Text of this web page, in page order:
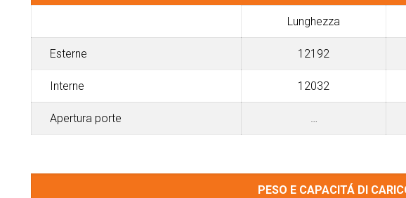
Lunghezza
Esterne 12192
Interne 12032
Apertura porte …
PESO E CAPACITÁ DI